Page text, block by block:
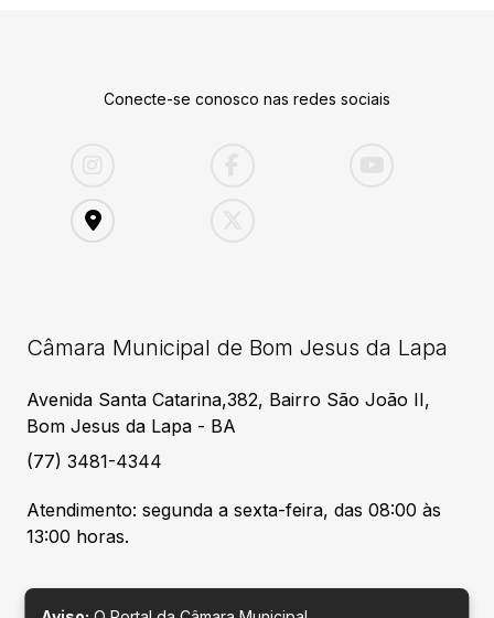
Conecte-se conosco nas redes sociais
Câmara Municipal de Bom Jesus da Lapa
Avenida Santa Catarina,382, Bairro São João II,
Bom Jesus da Lapa - BA
(77) 3481-4344
Atendimento: segunda a sexta-feira, das 08:00 às
13:00 horas.